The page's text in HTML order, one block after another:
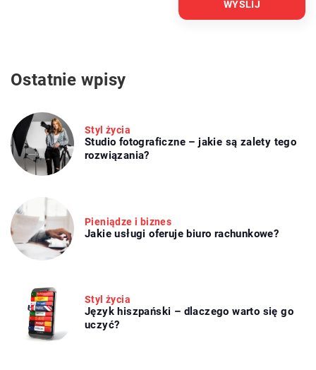
Ostatnie wpisy
Styl życia
Studio fotograficzne – jakie są zalety tego
rozwiązania?
Pieniądze i biznes
Jakie usługi oferuje biuro rachunkowe?
Styl życia
Język hiszpański – dlaczego warto się go
uczyć?